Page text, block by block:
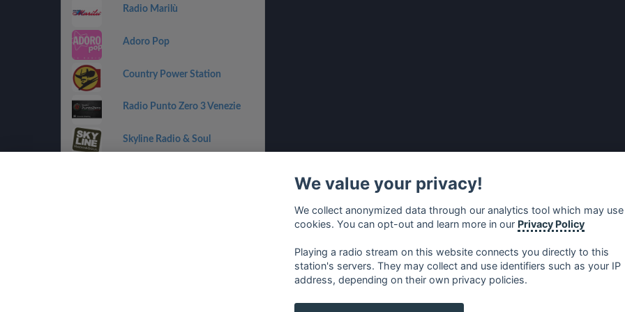
Radio Marilù
Adoro Pop
Country Power Station
Radio Punto Zero 3 Venezie
Skyline Radio & Soul
We value your privacy!
We collect anonymized data through our analytics tool which may use
cookies. You can opt-out and learn more in our Privacy Policy
Playing a radio stream on this website connects you directly to this
station's servers. They may collect and use identifiers such as your IP
address, depending on their own privacy policies.